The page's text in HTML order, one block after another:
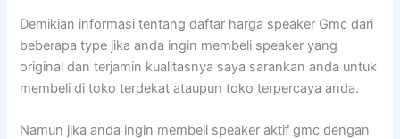
Demikian informasi tentang daftar harga speaker Gmc dari
beberapa type jika anda ingin membeli speaker yang
original dan terjamin kualitasnya saya sarankan anda untuk
membeli di toko terdekat ataupun toko terpercaya anda.
Namun jika anda ingin membeli speaker aktif gmc dengan